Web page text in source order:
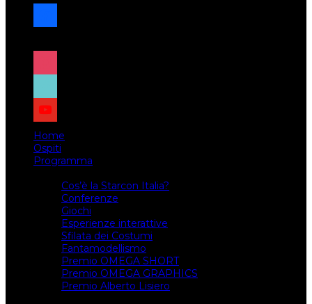
facebook
x
instagram
tiktok
youtube
Home
Ospiti
Programma
Cos’è la Starcon Italia?
Conferenze
Giochi
Esperienze interattive
Sfilata dei Costumi
Fantamodellismo
Premio OMEGA SHORT
Premio OMEGA GRAPHICS
Premio Alberto Lisiero